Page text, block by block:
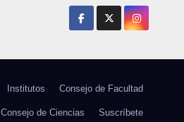
Institutos Consejo de Facultad
Consejo de Ciencias Suscríbete